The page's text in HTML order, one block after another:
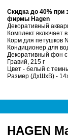
Скидка до 40% при
фирмы Hagen
Декоративный
Комплект включает
Корм для петушков
Кондиционер для
Декоративный фон
Гравий, 215 г
Цвет - белый с
Размер (ДхШхВ) -
HAGEN